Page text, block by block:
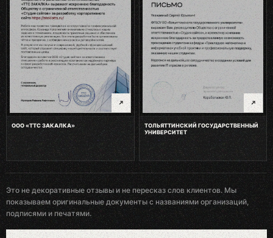
ООО «ТТС ЗАКАЛКА»
ТОЛЬЯТТИНСКИЙ ГОСУДАРСТВЕННЫЙ
УНИВЕРСИТЕТ
Это не декоративные отзывы и не пересказ слов клиентов. Мы
показываем оригинальные документы с названиями организаций,
подписями и печатями.